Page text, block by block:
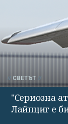
СВЕТЪТ
"Сериозна
Лайпциг е